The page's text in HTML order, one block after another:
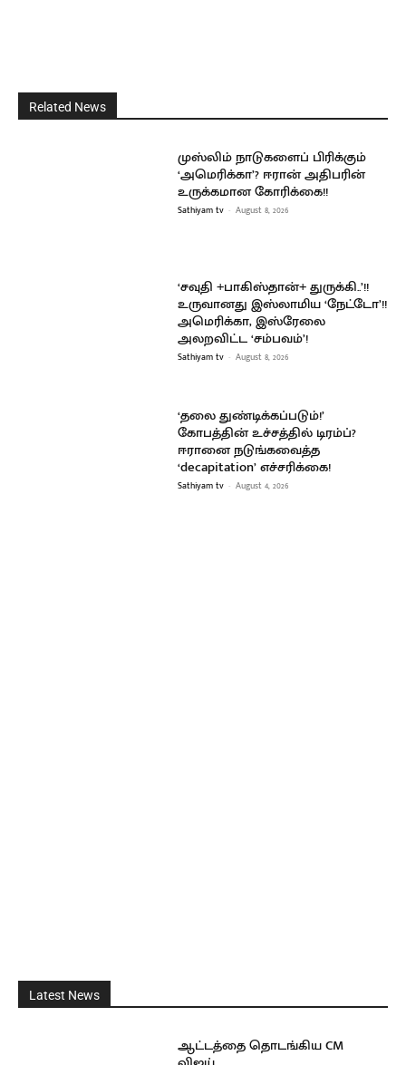
Related News
முஸ்லிம் நாடுகளைப் பிரிக்கும்
‘அமெரிக்கா’? ஈரான் அதிபரின்
உருக்கமான கோரிக்கை!!
Sathiyam tv - August 8, 2026
‘சவுதி +பாகிஸ்தான்+ துருக்கி..’!!
உருவானது இஸ்லாமிய ‘நேட்டோ’!!
அமெரிக்கா, இஸ்ரேலை
அலறவிட்ட ‘சம்பவம்’!
Sathiyam tv - August 8, 2026
‘தலை துண்டிக்கப்படும்!’
கோபத்தின் உச்சத்தில் டிரம்ப்?
ஈரானை நடுங்கவைத்த
‘decapitation’ எச்சரிக்கை!
Sathiyam tv - August 4, 2026
Latest News
ஆட்டத்தை தொடங்கிய CM